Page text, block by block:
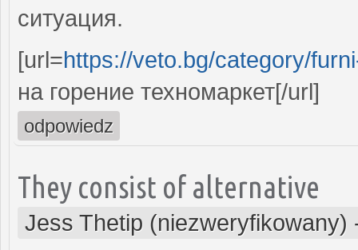
ситуация.
[url=https://veto.bg/category/
на горение техномаркет[/url]
odpowiedz
They consist of alternative
Jess Thetip (niezweryfikowany)